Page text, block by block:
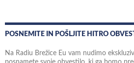
POSNEMITE IN POŠLJITE HITRO
Na Radiu Brežice Eu vam nudimo